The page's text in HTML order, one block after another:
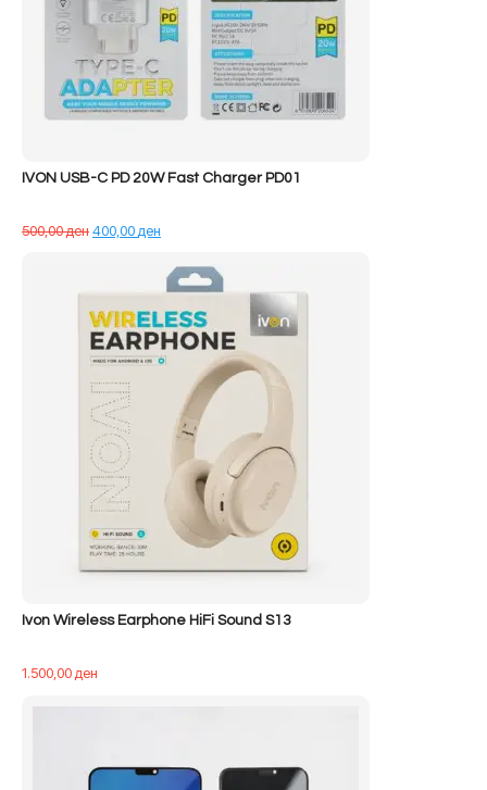
IVON USB-C PD 20W Fast Charger PD01
500,00денÇmimi
400,00ден
tanishëm
është:
Ivon Wireless Earphone HiFi Sound S13
1.500,00ден